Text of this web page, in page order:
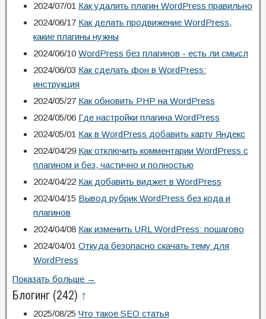
2024/07/01 Как удалить плагин WordPress правильно
2024/06/17 Как делать продвижение WordPress,
какие плагины нужны
2024/06/10 WordPress без плагинов - есть ли смысл
2024/06/03 Как сделать фон в WordPress:
инструкция
2024/05/27 Как обновить PHP на WordPress
2024/05/06 Где настройки плагина WordPress
2024/05/01 Как в WordPress добавить карту Яндекс
2024/04/29 Как отключить комментарии WordPress с
плагином и без, частично и полностью
2024/04/22 Как добавить виджет в WordPress
2024/04/15 Вывод рубрик WordPress без кода и
плагинов
2024/04/08 Как изменить URL WordPress: пошагово
2024/04/01 Откуда безопасно скачать тему для
WordPress
Показать больше →
Блогинг (242) ↑
2025/08/25 Что такое SEO статья